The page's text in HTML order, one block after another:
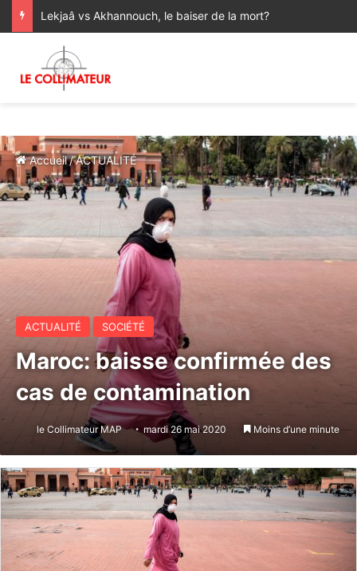
Lekjaâ vs Akhannouch, le baiser de la mort?
Accueil/ACTUALITÉ
ACTUALITÉ SOCIÉTÉ
Maroc: baisse confirmée des
cas de contamination
le Collimateur MAP mardi 26 mai 2020 Moins d’une minute